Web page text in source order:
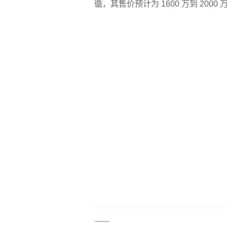
循，其售价预计为 1600 万到 2000
⸺